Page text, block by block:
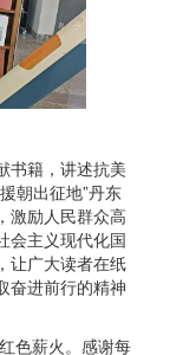
籍，讲述抗美
朝出征地”丹东
激励人民群众高
会主义现代化国
让广大读者在纸
奋进前行的精神
色薪火。感谢每